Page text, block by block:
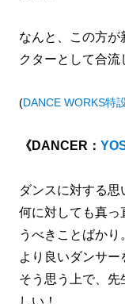
なんと、この方
クターとして合流
(DANCE WORKS特
《DANCER：
ダンスに対する思
何に対しても真っ
うべきことばかり
より良いダンサー
そう思う上で、先
しい！